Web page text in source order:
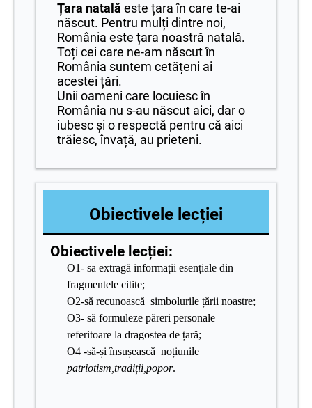
Țara natală este țara în care te-ai
născut. Pentru mulți dintre noi,
România este țara noastră natală.
Toți cei care ne-am născut în
România suntem cetățeni ai
acestei țări.
Unii oameni care locuiesc în
România nu s-au născut aici, dar o
iubesc și o respectă pentru că aici
trăiesc, învață, au prieteni.
Obiectivele lecției
Obiectivele lecției:
O1- sa extragă informații esențiale din
fragmentele citite;
O2-să recunoască simbolurile țării noastre;
O3- să formuleze păreri personale
referitoare la dragostea de țară;
O4 -să-și însușească noțiunile
patriotism,tradiții,popor.